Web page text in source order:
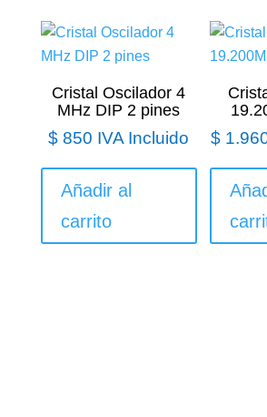
Cristal Oscilador 4
MHz DIP 2 pines
$ 850 IVA Incluido
Añadir al
carrito
$